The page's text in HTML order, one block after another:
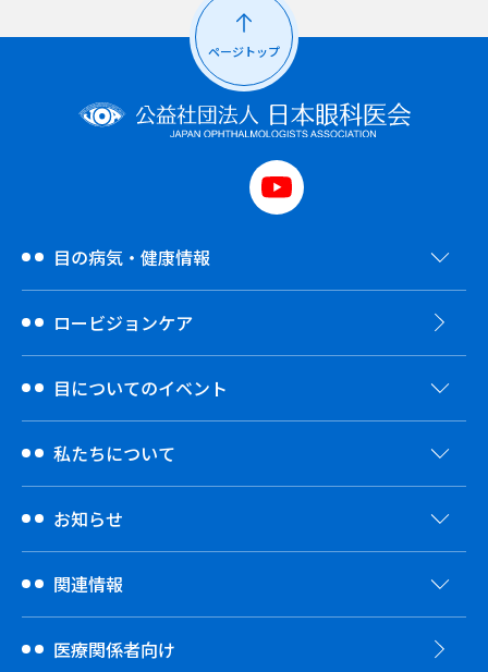
ページトップ
目の病気・健康情報
ロービジョンケア
目についてのイベント
私たちについて
お知らせ
関連情報
医療関係者向け